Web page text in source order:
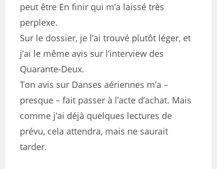
peut être En finir qui m’a laissé très
perplexe.
Sur le dossier, je l’ai trouvé plutôt léger, et
j’ai le même avis sur l’interview des
Quarante-Deux.
Ton avis sur Danses aériennes m’a –
presque – fait passer à l’acte d’achat. Mais
comme j’ai déjà quelques lectures de
prévu, cela attendra, mais ne saurait
tarder.